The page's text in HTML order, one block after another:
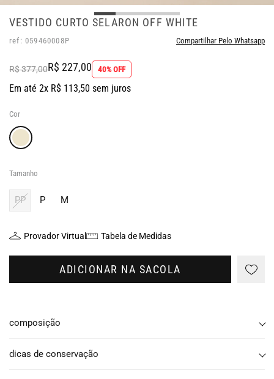
VESTIDO CURTO SELARON OFF WHITE
ref: 059460008P Compartilhar Pelo Whatsapp
R$ 377,00R$ 227,00 40% OFF
Em até 2x R$ 113,50 sem juros
Cor
Tamanho
PP P M
Provador Virtual Tabela de Medidas
ADICIONAR NA SACOLA
composição
dicas de conservação